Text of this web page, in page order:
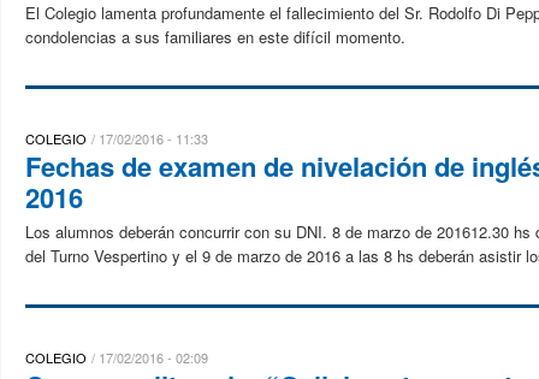
El Colegio lamenta profundamente el fallecimiento del Sr. Rodolfo Di
condolencias a sus familiares en este difícil momento.
COLEGIO 17/02/2016 - 11:33
Fechas de examen de nivelación de
2016
Los alumnos deberán concurrir con su DNI. 8 de marzo de 201612.30
del Turno Vespertino y el 9 de marzo de 2016 a las 8 hs deberán asistir
COLEGIO 17/02/2016 - 02:09